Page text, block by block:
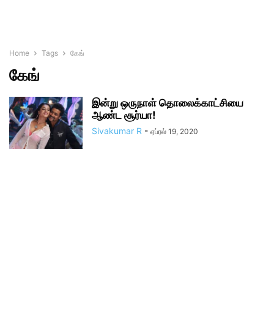
Home Tags கேங்
கேங்
இன்று ஒருநாள் தொலைக்காட்சியை
ஆண்ட சூர்யா!
Sivakumar R - ஏப்ரல் 19, 2020